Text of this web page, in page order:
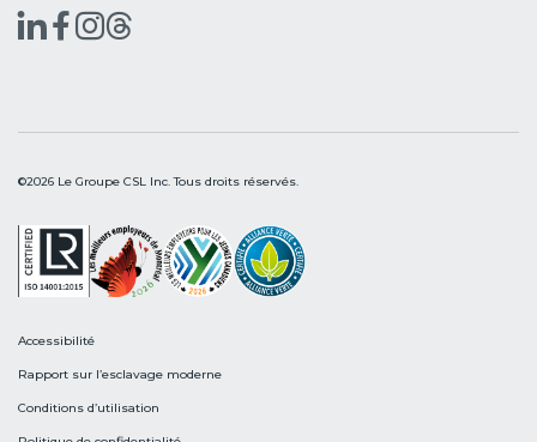
©2026 Le Groupe CSL Inc. Tous droits réservés.
Accessibilité
Rapport sur l’esclavage moderne
Conditions d’utilisation